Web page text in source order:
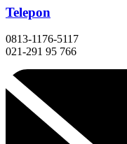
Telepon
0813-1176-5117
021-291 95 766